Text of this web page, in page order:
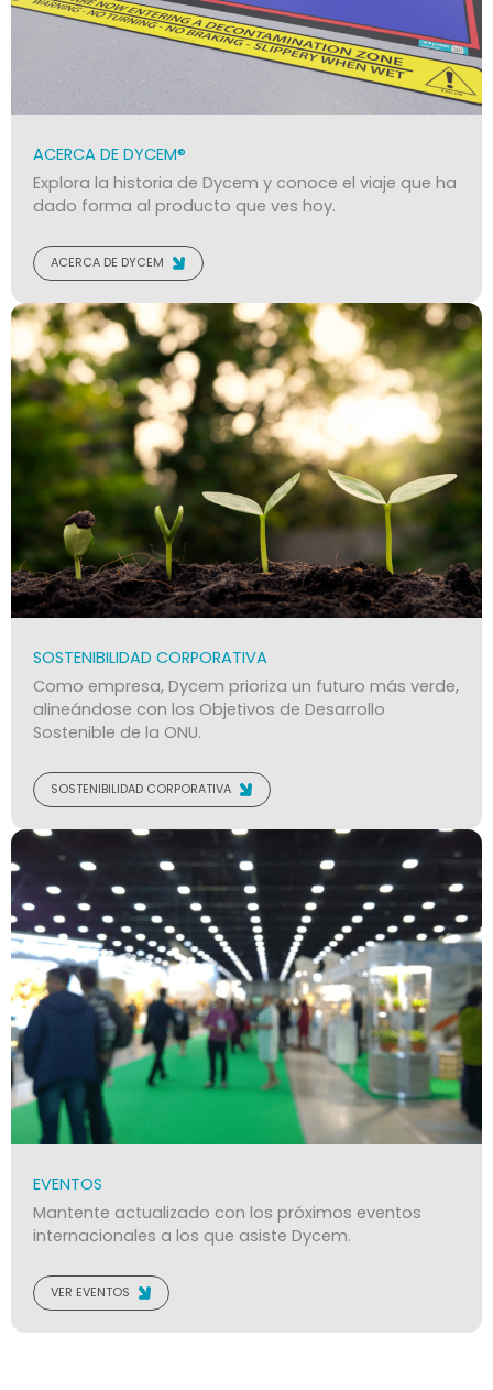
ACERCA DE DYCEM®
Explora la historia de Dycem y conoce el viaje que ha
dado forma al producto que ves hoy.
ACERCA DE DYCEM
SOSTENIBILIDAD CORPORATIVA
Como empresa, Dycem prioriza un futuro más verde,
alineándose con los Objetivos de Desarrollo
Sostenible de la ONU.
SOSTENIBILIDAD CORPORATIVA
EVENTOS
Mantente actualizado con los próximos eventos
internacionales a los que asiste Dycem.
VER EVENTOS